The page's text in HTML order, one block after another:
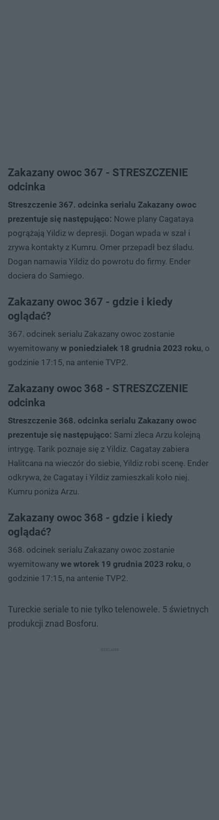
Zakazany owoc 367 - STRESZCZENIE
odcinka
Streszczenie 367. odcinka serialu Zakazany owoc
prezentuje się następująco: Nowe plany Cagataya
pogrążają Yildiz w depresji. Dogan wpada w szał i
zrywa kontakty z Kumru. Omer przepadł bez śladu.
Dogan namawia Yildiz do powrotu do firmy. Ender
dociera do Samiego.
Zakazany owoc 367 - gdzie i kiedy
oglądać?
367. odcinek serialu Zakazany owoc zostanie
wyemitowany w poniedziałek 18 grudnia 2023 roku, o
godzinie 17:15, na antenie TVP2.
Zakazany owoc 368 - STRESZCZENIE
odcinka
Streszczenie 368. odcinka serialu Zakazany owoc
prezentuje się następująco: Sami zleca Arzu kolejną
intrygę. Tarik poznaje się z Yildiz. Cagatay zabiera
Halitcana na wieczór do siebie, Yildiz robi scenę. Ender
odkrywa, że Cagatay i Yildiz zamieszkali koło niej.
Kumru poniża Arzu.
Zakazany owoc 368 - gdzie i kiedy
oglądać?
368. odcinek serialu Zakazany owoc zostanie
wyemitowany we wtorek 19 grudnia 2023 roku, o
godzinie 17:15, na antenie TVP2.
Tureckie seriale to nie tylko telenowele. 5 świetnych
produkcji znad Bosforu.